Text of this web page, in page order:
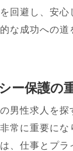
回避し、安心
な成功への道
ー保護の
男性求人を探
常に重要に
、仕事とプラ